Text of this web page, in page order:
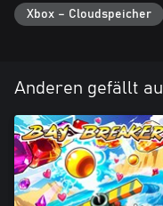
Xbox – Cloudspeicher
Anderen gefällt